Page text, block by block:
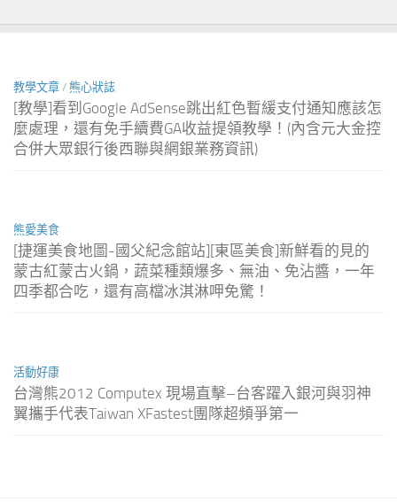
教學文章 / 熊心狀誌
[教學]看到Google AdSense跳出紅色暫緩支付通知應該怎
麼處理，還有免手續費GA收益提領教學！(內含元大金控
合併大眾銀行後西聯與網銀業務資訊)
熊愛美食
[捷運美食地圖-國父紀念館站][東區美食]新鮮看的見的
蒙古紅蒙古火鍋，蔬菜種類爆多、無油、免沾醬，一年
四季都合吃，還有高檔冰淇淋呷免驚！
活動好康
台灣熊2012 Computex 現場直擊–台客躍入銀河與羽神
翼攜手代表Taiwan XFastest團隊超頻爭第一